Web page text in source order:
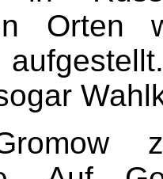
Orten